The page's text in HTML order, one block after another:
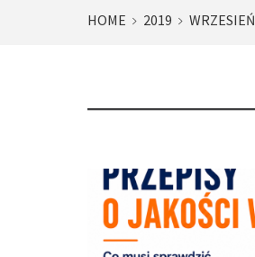
HOME 2019 WRZESIEŃ